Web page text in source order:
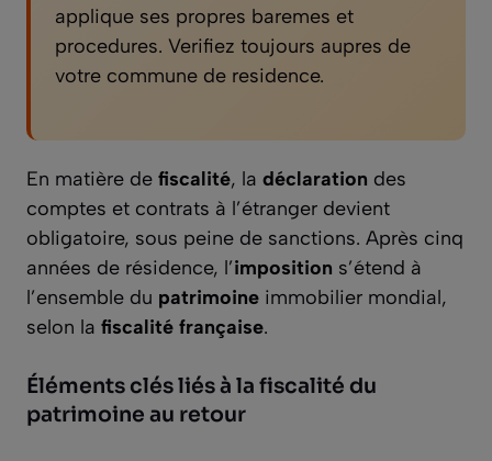
applique ses propres baremes et
procedures. Verifiez toujours aupres de
votre commune de residence.
En matière de fiscalité, la déclaration des
comptes et contrats à l’étranger devient
obligatoire, sous peine de sanctions. Après cinq
années de résidence, l’imposition s’étend à
l’ensemble du patrimoine immobilier mondial,
selon la fiscalité française.
Éléments clés liés à la fiscalité du
patrimoine au retour